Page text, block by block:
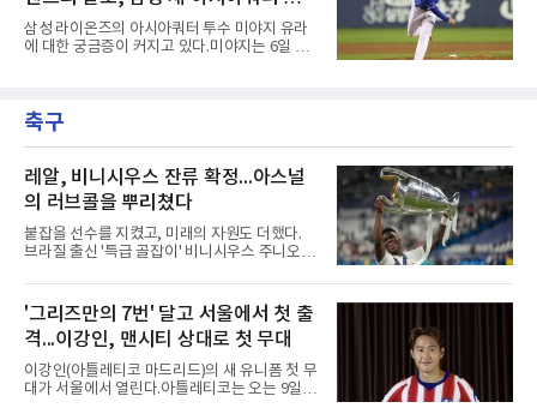
를 통해 재정 구조를 재편할 수 있도록 돕는 제도
다.미 매체들에 따르면 푸이그의 자산 규모는
1000만~5000만 달러(약 146억~730억 원), 부
산 내역 등 일부 필수 자료가 빠졌다며 서류 미비
를 지적했다.관심이 쏠리는 이
나
삼성 라이온즈의 아시아쿼터 투수 미야지 유라
에 대한 궁금증이 커지고 있다.미야지는 6일 퓨
현재 미야지의 상황을 고려하면 단순한 1군 콜
업 준비로 보기에는 무리가 있어보인다.미야지
무대에서는 제구 불안이 반복됐다. 빠른 공이라
는 확실한 장점을 갖고 있음에도 볼넷과 사구가
이어지면서 안정감을 보여주지 못했다.삼성으로
서는 고민이 깊어질 수밖에 없다.아시아쿼터 시
장 특성상 교체가 쉽지는 않지만, 시즌 후반 순
위 경쟁을 생각하면 불안한
축구
레알, 비니시우스 잔류 확정...아스널
의 러브콜을 뿌리쳤다
붙잡을 선수를 지켰고, 미래의 자원도 더했다.
브라질 출신 '특급 골잡이' 비니시우스 주니오르
이어간다.스페인 프로축구 프리메라리가 '거함'
레알 마드리드는 7일(한국시간) 비니시우스와
2032년 6월 30일까지 유효한 6년 연장 계약에
합의했다고 공식 발표했다. 비니시우스는 재계
약 확정 후 사회관계망서비스(SNS)에 베르나베
우에서의 8년은 너무 짧다며, 앞으로 6년, 그리
고 영원히 함께하겠다고 애정을 드러냈다.성사
'그리즈만의 7번' 달고 서울에서 첫 출
격...이강인, 맨시티 상대로 첫 무대
이강인(아틀레티코 마드리드)의 새 유니폼 첫 무
대가 서울에서 열린다.아틀레티코는 오는 9일